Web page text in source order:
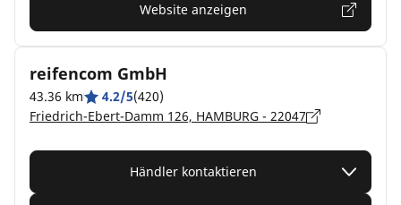
Website anzeigen
reifencom GmbH
43.36 km 4.2/5(420)
Friedrich-Ebert-Damm 126, HAMBURG - 22047
Händler kontaktieren